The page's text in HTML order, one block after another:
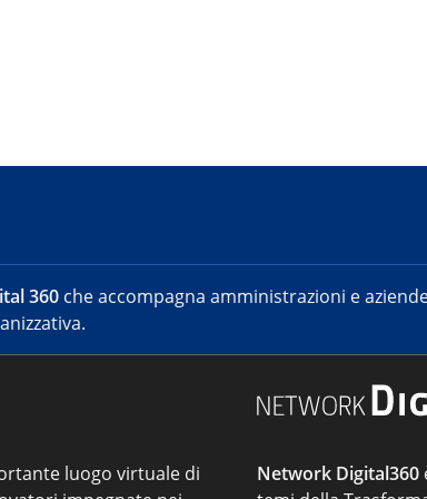
360 che accompagna amministrazioni e
luogo virtuale di
Network Digital360